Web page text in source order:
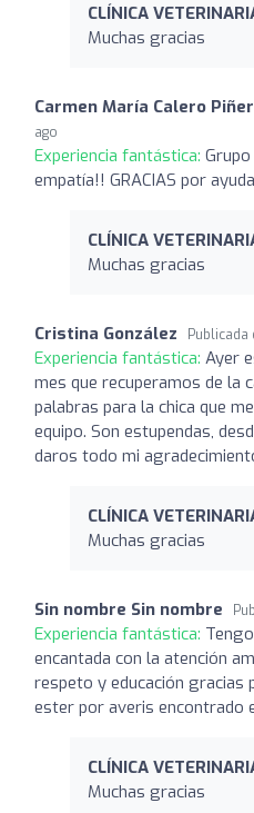
CLÍNICA
Muchas gracias
Carmen María Calero
ago
Experiencia fantástica:
empatía!! GRACIAS por
CLÍNICA
Muchas gracias
Cristina González Publicada
Experiencia fantástica: Ayer
mes que recuperamos de la
palabras para la chica que
equipo. Son estupendas,
daros todo mi
CLÍNICA
Muchas gracias
Sin nombre Sin nombre
Experiencia fantástica:
encantada con la atención
respeto y educación gracias
ester por averis encontrado
CLÍNICA
Muchas gracias